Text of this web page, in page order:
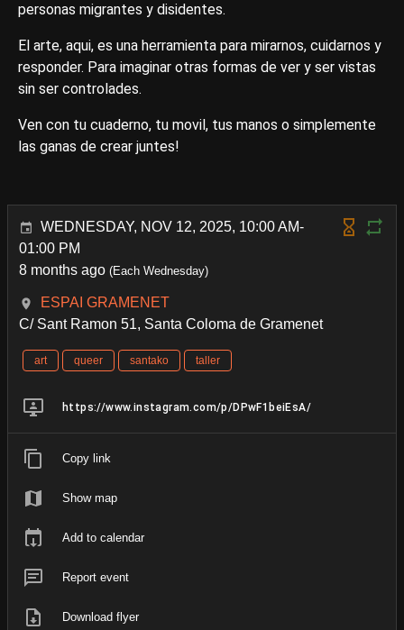
personas migrantes y disidentes.
El arte, aqui, es una herramienta para mirarnos, cuidarnos y
responder. Para imaginar otras formas de ver y ser vistas
sin ser controlades.
Ven con tu cuaderno, tu movil, tus manos o simplemente
las ganas de crear juntes!
WEDNESDAY, NOV 12, 2025, 10:00 AM-
01:00 PM
8 months ago (Each Wednesday)
ESPAI GRAMENET
C/ Sant Ramon 51, Santa Coloma de Gramenet
art queer santako taller
https://www.instagram.com/p/DPwF1beiEsA/
Copy link
Show map
Add to calendar
Report event
Download flyer